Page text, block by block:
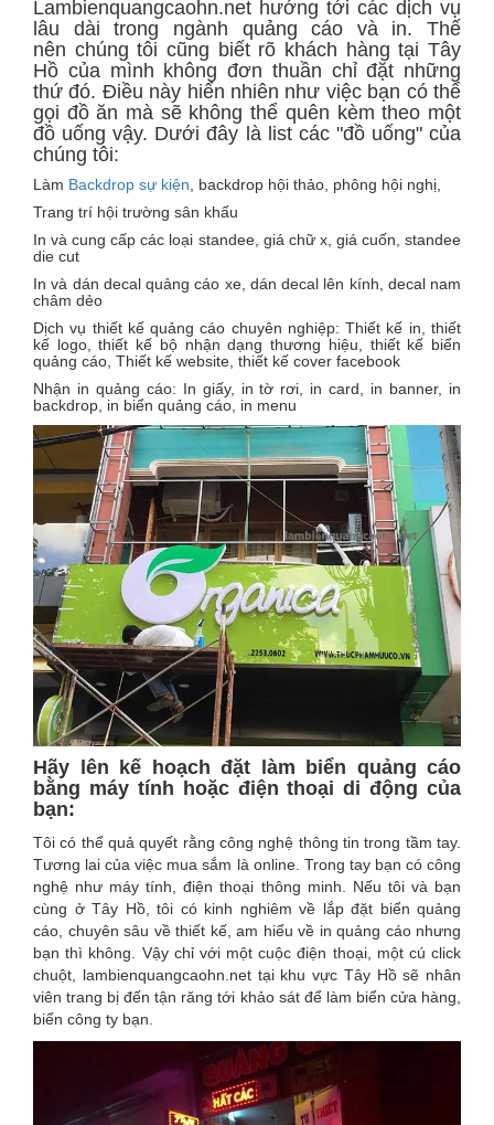
Lambienquangcaohn.net hướng tới các dịch vụ
lâu dài trong ngành quảng cáo và in. Thế
nên chúng tôi cũng biết rõ khách hàng tại Tây
Hồ của mình không đơn thuần chỉ đặt những
thứ đó. Điều này hiển nhiên như việc bạn có thể
gọi đồ ăn mà sẽ không thể quên kèm theo một
đồ uống vậy. Dưới đây là list các "đồ uống" của
chúng tôi:
Làm Backdrop sự kiện, backdrop hội thảo, phông hội nghị,
Trang trí hội trường sân khấu
In và cung cấp các loại standee, giá chữ x, giá cuốn, standee
die cut
In và dán decal quảng cáo xe, dán decal lên kính, decal nam
châm dẻo
Dịch vụ thiết kế quảng cáo chuyên nghiệp: Thiết kế in, thiết
kế logo, thiết kế bộ nhận dạng thương hiệu, thiết kế biển
quảng cáo, Thiết kế website, thiết kế cover facebook
Nhận in quảng cáo: In giấy, in tờ rơi, in card, in banner, in
backdrop, in biển quảng cáo, in menu
Hãy lên kế hoạch đặt làm biển quảng cáo
bằng máy tính hoặc điện thoại di động của
bạn:
Tôi có thể quả quyết rằng công nghệ thông tin trong tầm tay.
Tương lai của việc mua sắm là online. Trong tay bạn có công
nghệ như máy tính, điện thoại thông minh. Nếu tôi và bạn
cùng ở Tây Hồ, tôi có kinh nghiêm về lắp đặt biển quảng
cáo, chuyên sâu về thiết kế, am hiểu về in quảng cáo nhưng
bạn thì không. Vậy chỉ với một cuộc điện thoại, một cú click
chuột, lambienquangcaohn.net tại khu vực Tây Hồ sẽ nhân
viên trang bị đến tận răng tới khảo sát để làm biển cửa hàng,
biển công ty bạn.